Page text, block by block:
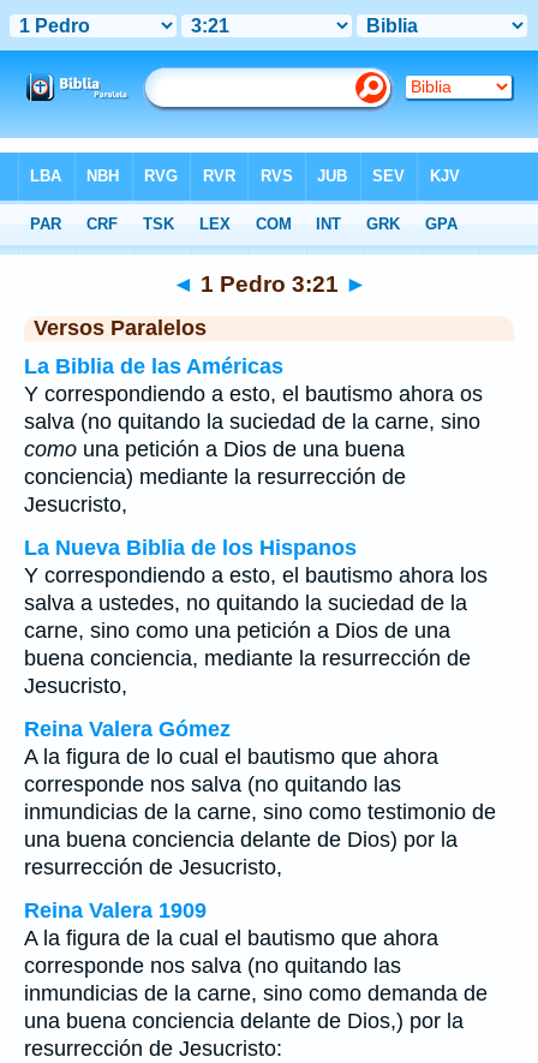
>1 Pedro Capítulo 3 > Verso 21
◄ 1 Pedro 3:21 ►
Versos Paralelos
La Biblia de las Américas
Y correspondiendo a esto, el bautismo ahora os
salva (no quitando la suciedad de la carne, sino
como una petición a Dios de una buena
conciencia) mediante la resurrección de
Jesucristo,
La Nueva Biblia de los Hispanos
Y correspondiendo a esto, el bautismo ahora los
salva a ustedes, no quitando la suciedad de la
carne, sino como una petición a Dios de una
buena conciencia, mediante la resurrección de
Jesucristo,
Reina Valera Gómez
A la figura de lo cual el bautismo que ahora
corresponde nos salva (no quitando las
inmundicias de la carne, sino como testimonio de
una buena conciencia delante de Dios) por la
resurrección de Jesucristo,
Reina Valera 1909
A la figura de la cual el bautismo que ahora
corresponde nos salva (no quitando las
inmundicias de la carne, sino como demanda de
una buena conciencia delante de Dios,) por la
resurrección de Jesucristo: